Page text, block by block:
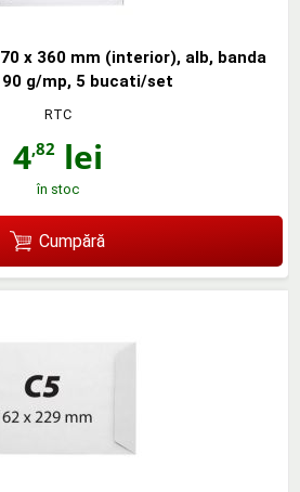
x 360 mm (interior), alb, banda
g/mp, 5 bucati/set
RTC
4,82lei
în stoc
Cumpără